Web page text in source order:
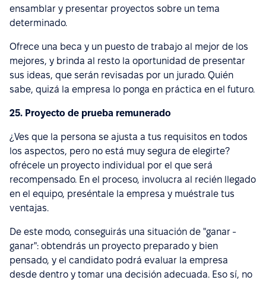
ensamblar y presentar proyectos sobre un tema
determinado.
Ofrece una beca y un puesto de trabajo al mejor de los
mejores, y brinda al resto la oportunidad de presentar
sus ideas, que serán revisadas por un jurado. Quién
sabe, quizá la empresa lo ponga en práctica en el futuro.
25. Proyecto de prueba remunerado
¿Ves que la persona se ajusta a tus requisitos en todos
los aspectos, pero no está muy segura de elegirte?
ofrécele un proyecto individual por el que será
recompensado. En el proceso, involucra al recién llegado
en el equipo, preséntale la empresa y muéstrale tus
ventajas.
De este modo, conseguirás una situación de "ganar -
ganar": obtendrás un proyecto preparado y bien
pensado, y el candidato podrá evaluar la empresa
desde dentro y tomar una decisión adecuada. Eso sí, no